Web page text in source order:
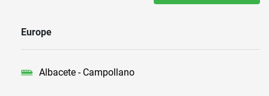
Europe
Albacete - Campollano